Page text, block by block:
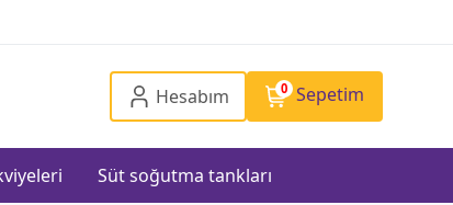
Hesabım 0 Sepetim
Süt soğutma tankları